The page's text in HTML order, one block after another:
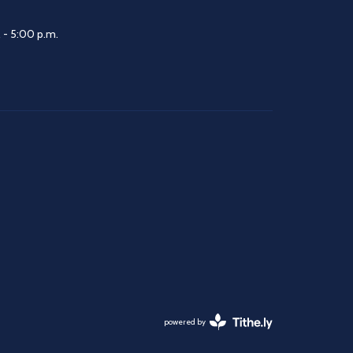
- 5:00 p.m.
powered by
Website